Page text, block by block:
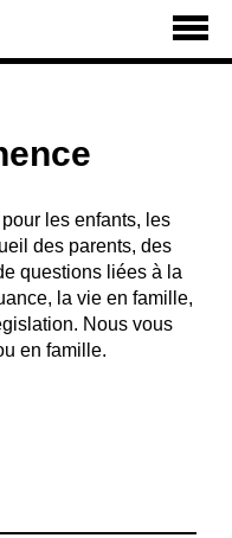
les enfants, les
des parents, des
questions liées à la
la vie en famille,
Nous vous
en famille.